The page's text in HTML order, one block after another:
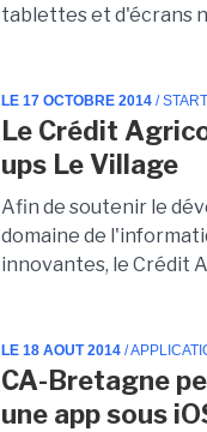
tablettes et d'écrans
LE 17 OCTOBRE 2014 /
Le Crédit
ups Le Village
Afin de soutenir le
domaine de
innovantes, le Crédit
LE 18 AOUT 2014 /
CA-Bretagne
une app sous